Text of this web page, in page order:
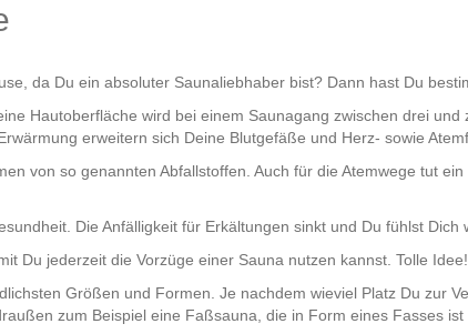
da Du ein absoluter Saunaliebhaber bist? Dann hast Du
Hautoberfläche wird bei einem Saunagang zwischen drei
erweitern sich Deine Blutgefäße und Herz- sowie
von so genannten Abfallstoffen. Auch für die Atemwege tut
Die Anfälligkeit für Erkältungen sinkt und Du fühlst Dich
Du jederzeit die Vorzüge einer Sauna nutzen kannst. Tolle Idee!
Größen und Formen. Je nachdem wieviel Platz Du zur
zum Beispiel eine Faßsauna, die in Form eines Fasses